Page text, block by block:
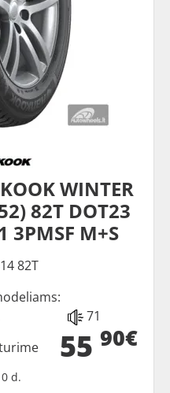
WINTER
82T DOT23
3PMSF M+S
82T
71
55 90€
d.